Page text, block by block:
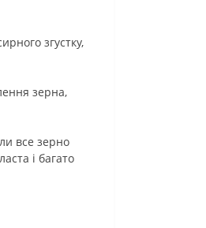
згустку,
зерна,
все зерно
і багато